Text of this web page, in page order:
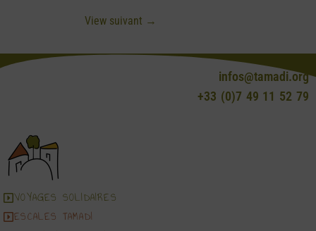
View suivant →
infos@tamadi.org
+33 (0)7 49 11 52 79
VOYAGES SOLIDAIRES
ESCALES TAMADI